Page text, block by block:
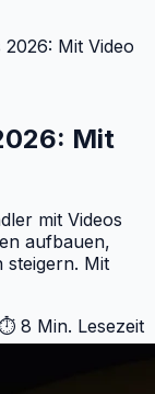
Mit Video
Mit
mit Videos
aufbauen,
steigern. Mit
8 Min. Lesezeit